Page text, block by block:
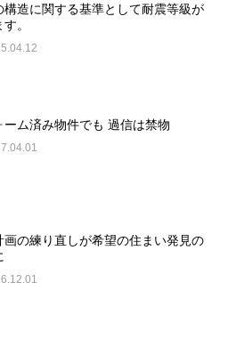
構造に関する基準として耐震等級が
。
ーム済み物件でも 過信は禁物
画の練り直しが希望の住まい発見の